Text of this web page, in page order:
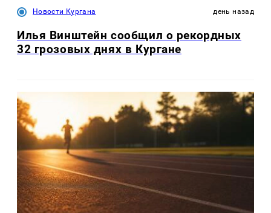
Новости Кургана день назад
Илья Винштейн сообщил о рекордных
32 грозовых днях в Кургане